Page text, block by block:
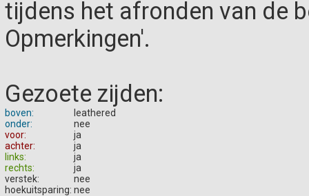
tijdens het afronden van de
Opmerkingen'.
Gezoete zijden:
boven:
leathered
onder:
nee
voor:
ja
achter:
ja
links:
ja
rechts:
ja
verstek:
nee
hoekuitsparing: nee